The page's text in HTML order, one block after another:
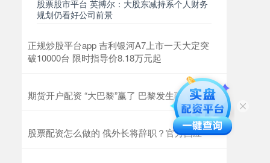
股票股市平台 英搏尔：大股东减持系个人财务
规划仍看好公司前景
正规炒股平台app 吉利银河A7上市一天大定突
破10000台 限时指导价8.18万元起
期货开户配资 “大巴黎”赢了 巴黎发生骚乱
股票配资怎么做的 俄外长将辞职？官方回应